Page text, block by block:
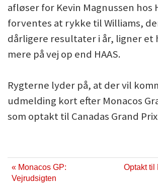
afløser for Kevin Magnussen hos
forventes at rykke til Williams,
dårligere resultater i år, ligner et
mere på vej op end HAAS.
Rygterne lyder på, at der vil
udmelding kort efter Monacos
som optakt til Canadas Grand
« Monacos GP:
Vejrudsigten
Optakt til